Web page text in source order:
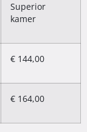
Superior
kamer
€ 144,00
€ 164,00